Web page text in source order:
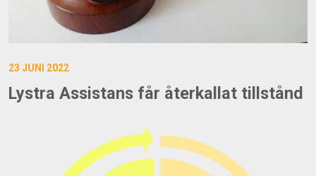
23 JUNI 2022
Lystra Assistans får återkallat tillstånd